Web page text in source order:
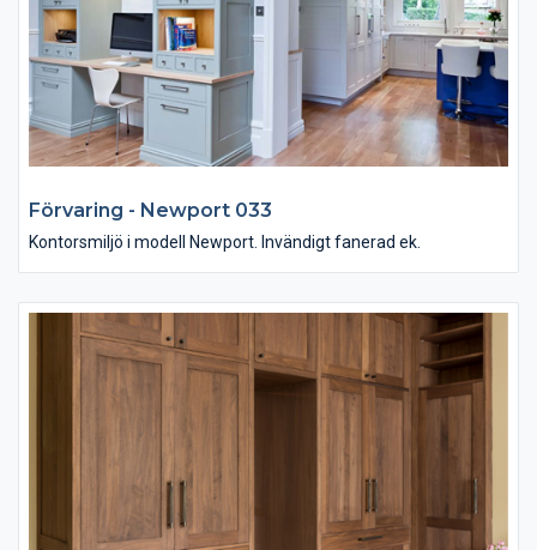
Förvaring - Newport 033
Kontorsmiljö i modell Newport. Invändigt fanerad ek.